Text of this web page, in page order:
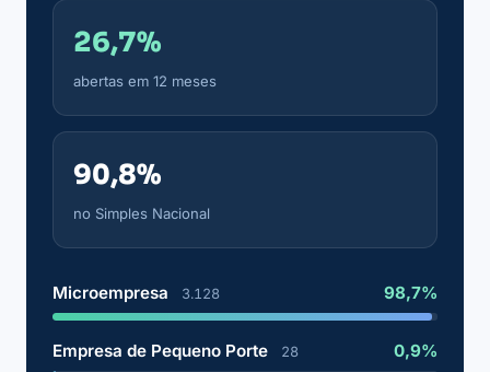
26,7%
abertas em 12 meses
90,8%
no Simples Nacional
Microempresa 3.128 98,7%
Empresa de Pequeno Porte 28 0,9%